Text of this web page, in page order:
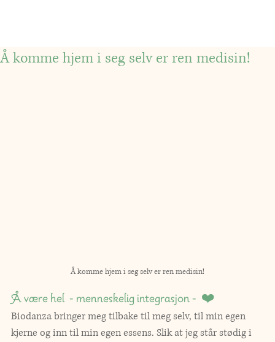
Å komme hjem i seg selv er ren medisin!
Å komme hjem i seg selv er ren medisin!
Å være hel  - menneskelig integrasjon -  ❤️
Biodanza bringer meg tilbake til meg selv, til min egen
kjerne og inn til min egen essens. Slik at jeg står stødig i